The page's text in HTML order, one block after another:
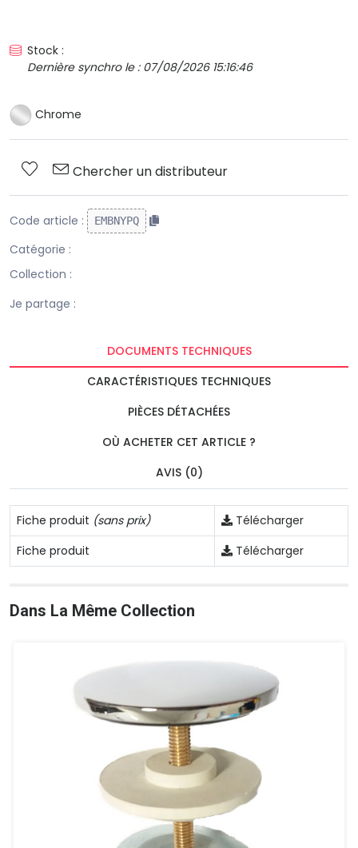
Stock :
Dernière synchro le : 07/08/2026 15:16:46
Chrome
Chercher un distributeur
Code article : EMBNYPQ
Catégorie :
Collection :
Je partage :
DOCUMENTS TECHNIQUES
CARACTÉRISTIQUES TECHNIQUES
PIÈCES DÉTACHÉES
OÙ ACHETER CET ARTICLE ?
AVIS (0)
Fiche produit (sans prix)
Télécharger
Fiche produit
Télécharger
Dans La Même Collection